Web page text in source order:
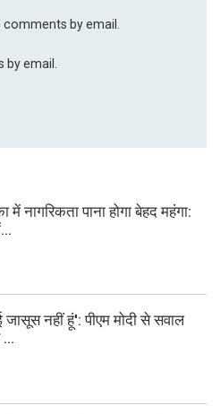
by email.
email.
में नागरिकता पाना होगा बेहद महंगा:
जासूस नहीं हूं': पीएम मोदी से सवाल